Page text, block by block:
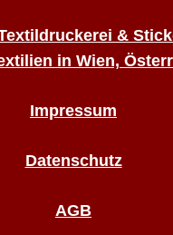
&
in Wien,
Impressum
Datenschutz
AGB